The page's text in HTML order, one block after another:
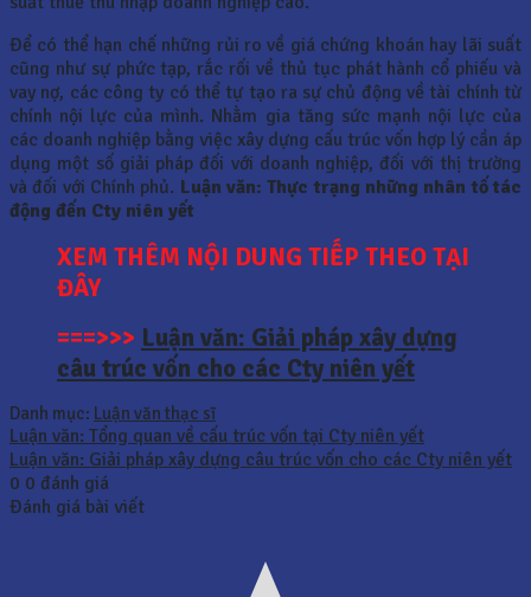
Để có thể hạn chế những rủi ro về giá chứng khoán hay lãi suất
cũng như sự phức tạp, rắc rối về thủ tục phát hành cổ phiếu và
vay nợ, các công ty có thể tự tạo ra sự chủ động về tài chính từ
chính nội lực của mình. Nhằm gia tăng sức mạnh nội lực của
các doanh nghiệp bằng việc xây dựng cấu trúc vốn hợp lý cần áp
dụng một số giải pháp đối với doanh nghiệp, đối với thị trường
và đối với Chính phủ. Luận văn: Thực trạng những nhân tố tác
động đến Cty niên yết
XEM THÊM NỘI DUNG TIẾP THEO TẠI
ĐÂY
===>>> Luận văn: Giải pháp xây dựng
câu trúc vốn cho các Cty niên yết
Danh mục: Luận văn thạc sĩ
Luận văn: Tổng quan về cấu trúc vốn tại Cty niên yết
Luận văn: Giải pháp xây dựng câu trúc vốn cho các Cty niên yết
0 0 đánh giá
Đánh giá bài viết